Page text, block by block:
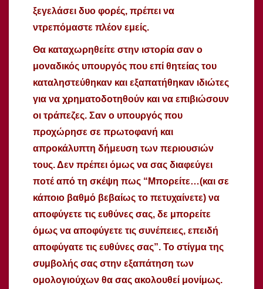
ξεγελάσει δυο φορές, πρέπει να
ντρεπόμαστε πλέον εμείς.
Θα καταχωρηθείτε στην ιστορία σαν ο
μοναδικός υπουργός που επί θητείας του
καταληστεύθηκαν και εξαπατήθηκαν ιδιώτες
για να χρηματοδοτηθούν και να επιβιώσουν
οι τράπεζες. Σαν ο υπουργός που
προχώρησε σε πρωτοφανή και
απροκάλυπτη δήμευση των περιουσιών
τους. Δεν πρέπει όμως να σας διαφεύγει
ποτέ από τη σκέψη πως “Μπορείτε…(και σε
κάποιο βαθμό βεβαίως το πετυχαίνετε) να
αποφύγετε τις ευθύνες σας, δε μπορείτε
όμως να αποφύγετε τις συνέπειες, επειδή
αποφύγατε τις ευθύνες σας”. Το στίγμα της
συμβολής σας στην εξαπάτηση των
ομολογιούχων θα σας ακολουθεί μονίμως.